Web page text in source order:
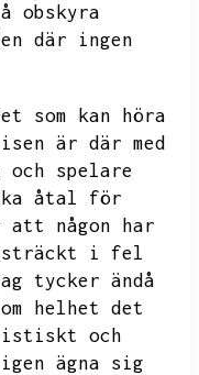
obskyra
där ingen
som kan höra
är där med
och spelare
åtal för
någon har
i fel
tycker ändå
helhet det
och
ägna sig